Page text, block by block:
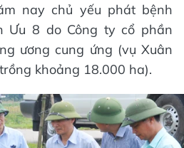
nay chủ yếu phát bệnh
Ưu 8 do Công ty cổ phần
ương cung ứng (vụ Xuân
khoảng 18.000 ha).